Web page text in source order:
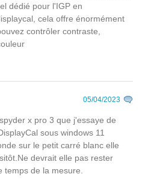
dédié pour l'IGP en
cela offre énormément
contrôler contraste,
05/04/2023
x pro 3 que j'essaye de
sous windows 11
sur le petit carré blanc elle
devrait elle pas rester
de la mesure.